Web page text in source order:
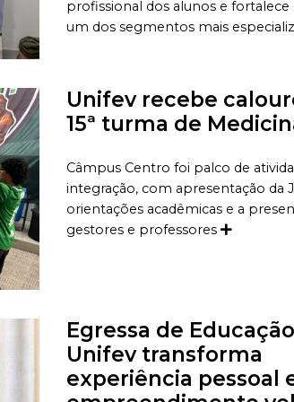
Especializações e MBAs em
todas as áreas de
profissional dos alunos e fortalece
um dos segmentos mais
Unifev recebe
15ª turma de
Câmpus Centro foi palco de
integração, com apresentação da
orientações acadêmicas e a
gestores e professores
Egressa de
Unifev transforma
experiência pessoal